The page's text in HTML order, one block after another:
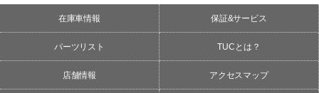
在庫車情報 保証&サービス
パーツリスト TUCとは？
店舗情報 アクセスマップ